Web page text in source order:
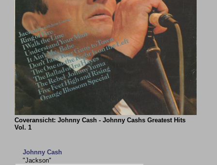
Coveransicht: Johnny Cash - Johnny Cashs Greatest Hits
Vol. 1
Johnny Cash
"Jackson"